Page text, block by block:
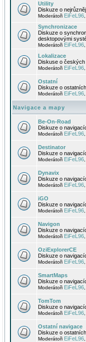
Utility
Diskuze o
Moderátoři EiFeL96
Synchronizace
Diskuze o
desktopovými
Moderátoři EiFeL96
Lokalizace
Diskuse o
Moderátoři EiFeL96
Ostatní
Diskuze o
Moderátoři EiFeL96
Navigace a mapy
Be-On-Road
Diskuze o
Moderátoři EiFeL96
Destinator
Diskuze o
Moderátoři EiFeL96
Dynavix
Diskuze o
Moderátoři EiFeL96
iGO
Diskuze o
Moderátoři EiFeL96
Navigon
Diskuze o
Moderátoři EiFeL96
OziExplorerCE
Diskuze o
Moderátoři EiFeL96
SmartMaps
Diskuze o
Moderátoři EiFeL96
TomTom
Diskuze o
Moderátoři EiFeL96
Ostatní navigace
Diskuze o
Moderátoři EiFeL96